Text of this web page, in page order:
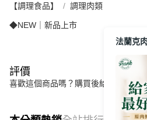
【調理食品】 調理肉類
◆NEW｜新品上市
評價
喜歡這個商品嗎？購買後給他一個好
法蘭克